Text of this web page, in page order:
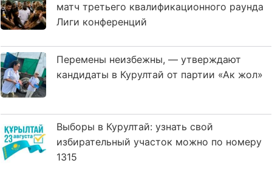
матч третьего квалификационного раунда
Лиги конференций
Перемены неизбежны, — утверждают
кандидаты в Курултай от партии «Ак жол»
Выборы в Курултай: узнать свой
избирательный участок можно по номеру
1315